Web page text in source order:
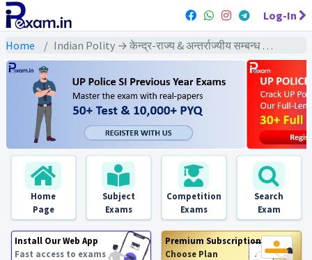
Log-In
Home Indian Polity → केन्द्र-राज्य & अन्तर्राज्यीय सम्बन्ध → केन्द्र-राज्य & अन्तर्राज्यीय सम्बन्ध - PYQs Exams
Home
Page
Subject
Exams
Competition
Exams
Search
Exam
Install Our Web App
Fast access to exams
Premium Subscription
Choose Plan